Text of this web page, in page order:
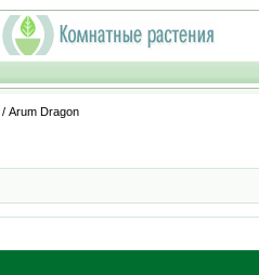
/ Arum Dragon